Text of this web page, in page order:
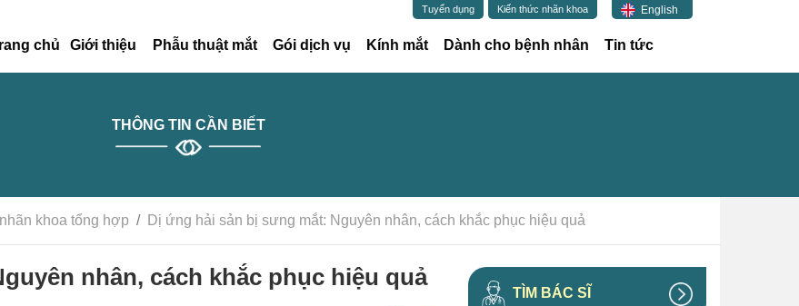
chủ Giới thiệu Phẫu thuật mắt Gói dịch vụ Kính mắt Dành cho bệnh nhân Tin tức
Tuyển dụng Kiến thức nhãn khoa English
THÔNG TIN CẦN BIẾT
khoa tổng hợp Dị ứng hải sản bị sưng mắt: Nguyên nhân, cách khắc phục hiệu quả
nhân, cách khắc phục hiệu quả
TÌM BÁC SĨ